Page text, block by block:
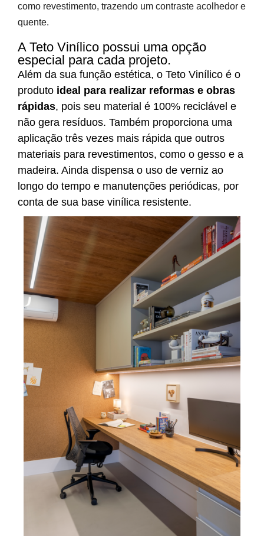
como revestimento, trazendo um contraste acolhedor e
quente.
A Teto Vinílico possui uma opção
especial para cada projeto.
Além da sua função estética, o Teto Vinílico é o
produto ideal para realizar reformas e obras
rápidas, pois seu material é 100% reciclável e
não gera resíduos. Também proporciona uma
aplicação três vezes mais rápida que outros
materiais para revestimentos, como o gesso e a
madeira. Ainda dispensa o uso de verniz ao
longo do tempo e manutenções periódicas, por
conta de sua base vinílica resistente.